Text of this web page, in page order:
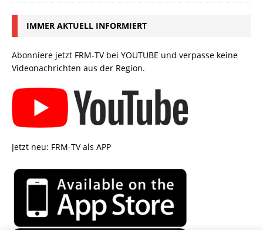
IMMER AKTUELL INFORMIERT
Abonniere jetzt FRM-TV bei YOUTUBE und verpasse keine
Videonachrichten aus der Region.
Jetzt neu: FRM-TV als APP